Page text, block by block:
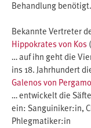
Behandlung benötigt.
Bekannte Vertreter
Hippokrates von Kos
… auf ihn geht die
ins 18. Jahrhundert
Galenos von
… entwickelt die
ein: Sanguiniker:in,
Phlegmatiker:in